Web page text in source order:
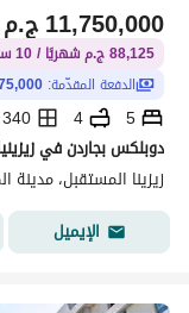
ج.م11,750,000
88,125 ج.م شهريًا / 10 سنوات
الدفعة المقدّمة:
5
4
340 متر مربع
دوبلكس بجاردن في
زيزينا المستقبل، مدينة
الإيميل